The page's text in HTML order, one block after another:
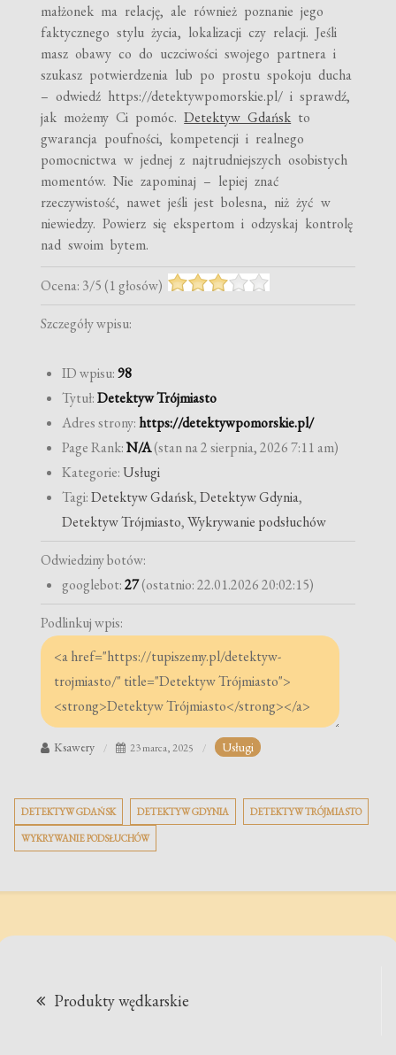
małżonek ma relację, ale również poznanie jego
faktycznego stylu życia, lokalizacji czy relacji. Jeśli
masz obawy co do uczciwości swojego partnera i
szukasz potwierdzenia lub po prostu spokoju ducha
– odwiedź https://detektywpomorskie.pl/ i sprawdź,
jak możemy Ci pomóc.Detektyw Gdańsk to
gwarancja poufności, kompetencji i realnego
pomocnictwa w jednej z najtrudniejszych osobistych
momentów. Nie zapominaj – lepiej znać
rzeczywistość, nawet jeśli jest bolesna, niż żyć w
niewiedzy. Powierz się ekspertom i odzyskaj kontrolę
nad swoim bytem.
Ocena: 3/5(1głosów)
Szczegóły wpisu:
ID wpisu:98
Tytuł:Detektyw Trójmiasto
Adres strony:https://detektywpomorskie.pl/
Page Rank:N/A(stan na 2 sierpnia, 2026 7:11 am)
Kategorie:Usługi
Tagi:Detektyw Gdańsk,Detektyw Gdynia,
Detektyw Trójmiasto,Wykrywanie podsłuchów
Odwiedziny botów:
googlebot:27(ostatnio: 22.01.2026 20:02:15)
Podlinkuj wpis:
Ksawery 23 marca, 2025 Usługi
DETEKTYW GDAŃSK DETEKTYW GDYNIA DETEKTYW TRÓJMIASTO
WYKRYWANIE PODSŁUCHÓW
wpisu
Produkty wędkarskie